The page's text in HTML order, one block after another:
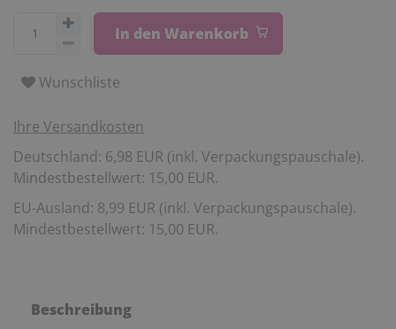
In den Warenkorb
Wunschliste
Ihre Versandkosten
Deutschland: 6,98 EUR (inkl. Verpackungspauschale).
Mindestbestellwert: 15,00 EUR.
EU-Ausland: 8,99 EUR (inkl. Verpackungspauschale).
Mindestbestellwert: 15,00 EUR.
Beschreibung